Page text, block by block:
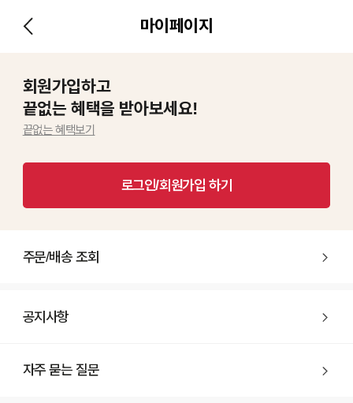
마이페이지
회원가입하고
끝없는 혜택을 받아보세요!
끝없는 혜택보기
로그인/회원가입 하기
주문/배송 조회
공지사항
자주 묻는 질문